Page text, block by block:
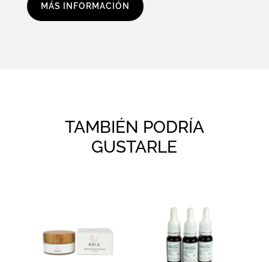
MÁS INFORMACIÓN
TAMBIÉN PODRÍA
GUSTARLE